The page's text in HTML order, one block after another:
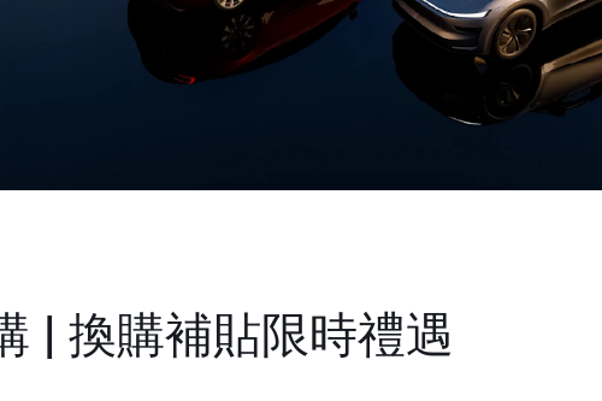
| 換購補貼限時禮遇